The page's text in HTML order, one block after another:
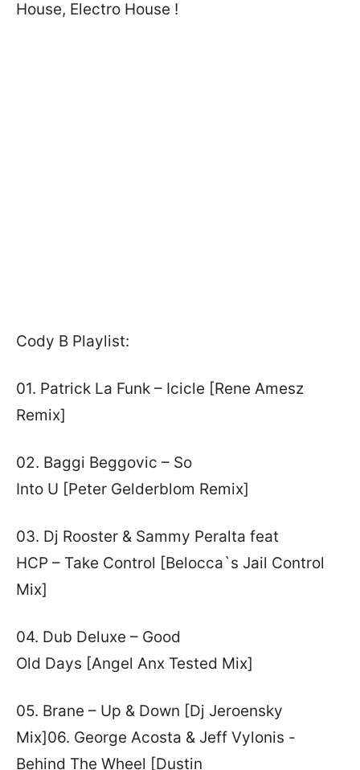
House, Electro House !
Cody B Playlist:
01. Patrick La Funk – Icicle [Rene Amesz
Remix]
02. Baggi Beggovic – So
Into U [Peter Gelderblom Remix]
03. Dj Rooster & Sammy Peralta feat
HCP – Take Control [Belocca`s Jail Control
Mix]
04. Dub Deluxe – Good
Old Days [Angel Anx Tested Mix]
05. Brane – Up & Down [Dj Jeroensky
Mix]06. George Acosta & Jeff Vylonis -
Behind The Wheel [Dustin